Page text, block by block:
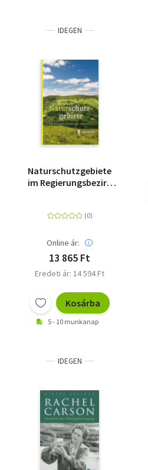
IDEGEN
Naturschutzgebiete
im Regierungsbezirk
Online ár:
13 865 Ft
Eredeti ár: 14 594 Ft
Kosárba
5 - 10 munkanap
IDEGEN